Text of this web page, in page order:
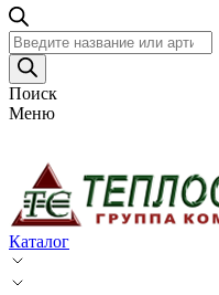
Поиск
товаров
Поиск
Меню
Каталог